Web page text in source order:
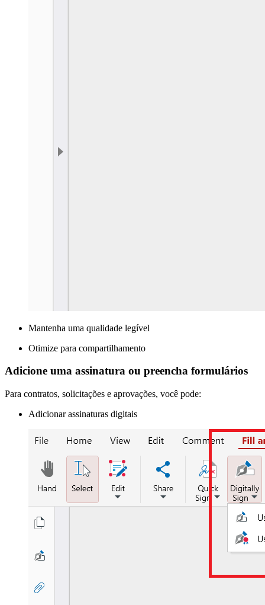
Mantenha uma qualidade legível
Otimize para compartilhamento
Adicione uma assinatura ou preencha formulários
Para contratos, solicitações e aprovações, você pode:
Adicionar assinaturas digitais